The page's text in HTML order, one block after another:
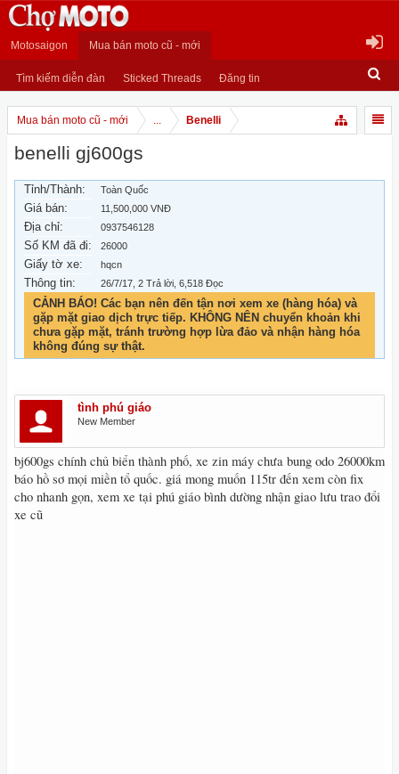
Motosaigon Mua bán moto cũ - mới
Tìm kiếm diễn đàn Sticked Threads Đăng tin
Mua bán moto cũ - mới ... Benelli
benelli gj600gs
Tỉnh/Thành: Toàn Quốc
Giá bán: 11,500,000 VNĐ
Địa chỉ: 0937546128
Số KM đã đi: 26000
Giấy tờ xe: hqcn
Thông tin: 26/7/17 , 2 Trả lời, 6,518 Đọc
CẢNH BÁO! Các bạn nên đến tận nơi xem xe (hàng hóa) và
gặp mặt giao dịch trực tiếp. KHÔNG NÊN chuyển khoản khi
chưa gặp mặt, tránh trường hợp lừa đảo và nhận hàng hóa
không đúng sự thật.
tình phú giáo
New Member
bj600gs chính chủ biển thành phố, xe zin máy chưa bung odo 26000km
báo hồ sơ mọi miền tổ quốc. giá mong muốn 115tr đến xem còn fix
cho nhanh gọn, xem xe tại phú giáo bình dường nhận giao lưu trao đổi
xe cũ